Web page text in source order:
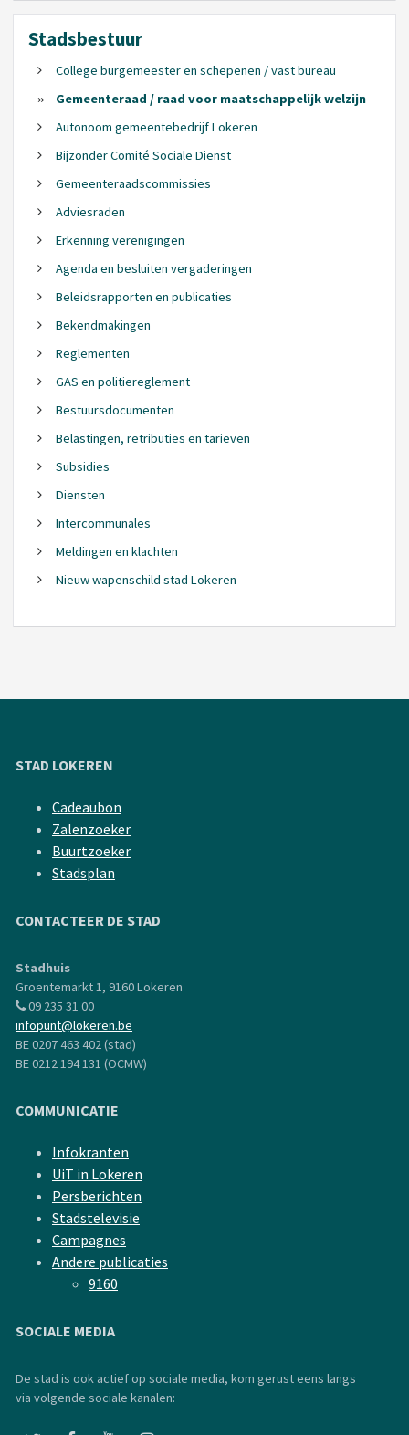
Stadsbestuur
College burgemeester en schepenen / vast bureau
Gemeenteraad / raad voor maatschappelijk welzijn
Autonoom gemeentebedrijf Lokeren
Bijzonder Comité Sociale Dienst
Gemeenteraadscommissies
Adviesraden
Erkenning verenigingen
Agenda en besluiten vergaderingen
Beleidsrapporten en publicaties
Bekendmakingen
Reglementen
GAS en politiereglement
Bestuursdocumenten
Belastingen, retributies en tarieven
Subsidies
Diensten
Intercommunales
Meldingen en klachten
Nieuw wapenschild stad Lokeren
STAD LOKEREN
Cadeaubon
Zalenzoeker
Buurtzoeker
Stadsplan
CONTACTEER DE STAD
Stadhuis
Groentemarkt 1, 9160 Lokeren
09 235 31 00
infopunt@lokeren.be
BE 0207 463 402 (stad)
BE 0212 194 131 (OCMW)
COMMUNICATIE
Infokranten
UiT in Lokeren
Persberichten
Stadstelevisie
Campagnes
Andere publicaties
9160
SOCIALE MEDIA
De stad is ook actief op sociale media, kom gerust eens langs
via volgende sociale kanalen: